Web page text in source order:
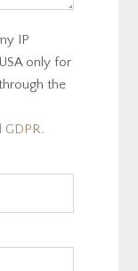
IP
only for
the
.